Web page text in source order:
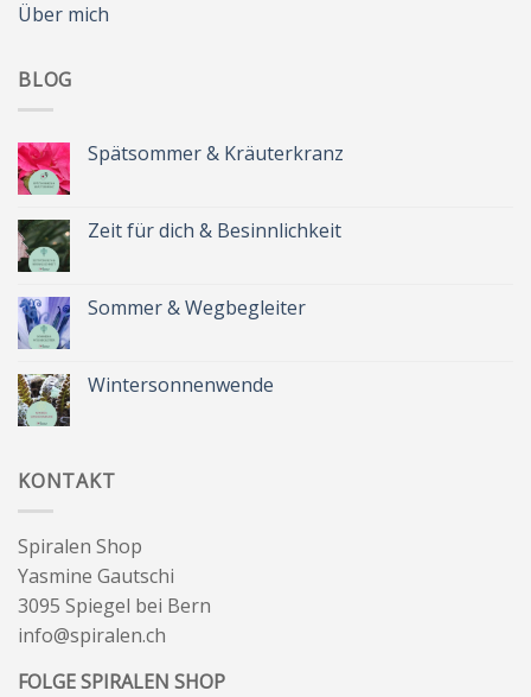
Über mich
BLOG
Spätsommer & Kräuterkranz
Spätsommer
&
Zeit für dich & Besinnlichkeit
Zeit
für
Sommer & Wegbegleiter
Sommer
&
Wintersonnenwende
KONTAKT
Spiralen Shop
Yasmine Gautschi
3095 Spiegel bei Bern
info@spiralen.ch
FOLGE SPIRALEN SHOP